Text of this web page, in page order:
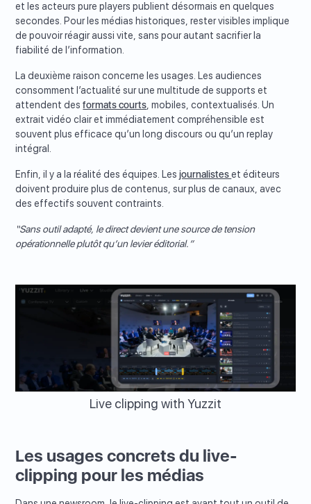
et les acteurs pure players publient désormais en quelques
secondes. Pour les médias historiques, rester visibles implique
de pouvoir réagir aussi vite, sans pour autant sacrifier la
fiabilité de l’information.
La deuxième raison concerne les usages. Les audiences
consomment l’actualité sur une multitude de supports et
attendent desformats courts, mobiles, contextualisés. Un
extrait vidéo clair et immédiatement compréhensible est
souvent plus efficace qu’un long discours ou qu’un replay
intégral.
Enfin, il y a la réalité des équipes. Lesjournalisteset éditeurs
doivent produire plus de contenus, sur plus de canaux, avec
des effectifs souvent contraints.
“Sans outil adapté, le direct devient une source de tension
opérationnelle plutôt qu’un levier éditorial.”
Live clipping with Yuzzit
Les usages concrets du live-
clipping pour les médias